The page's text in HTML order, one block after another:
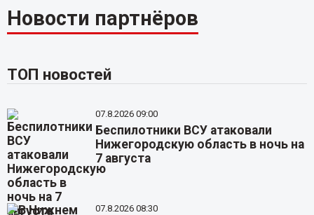
Новости партнёров
ТОП новостей
07.8.2026 09:00
Беспилотники ВСУ атаковали
Нижегородскую область в ночь на
7 августа
07.8.2026 08:30